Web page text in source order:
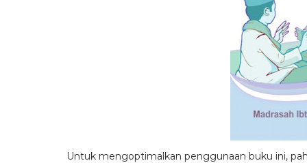
Untuk mengoptimalkan penggunaan buku ini,